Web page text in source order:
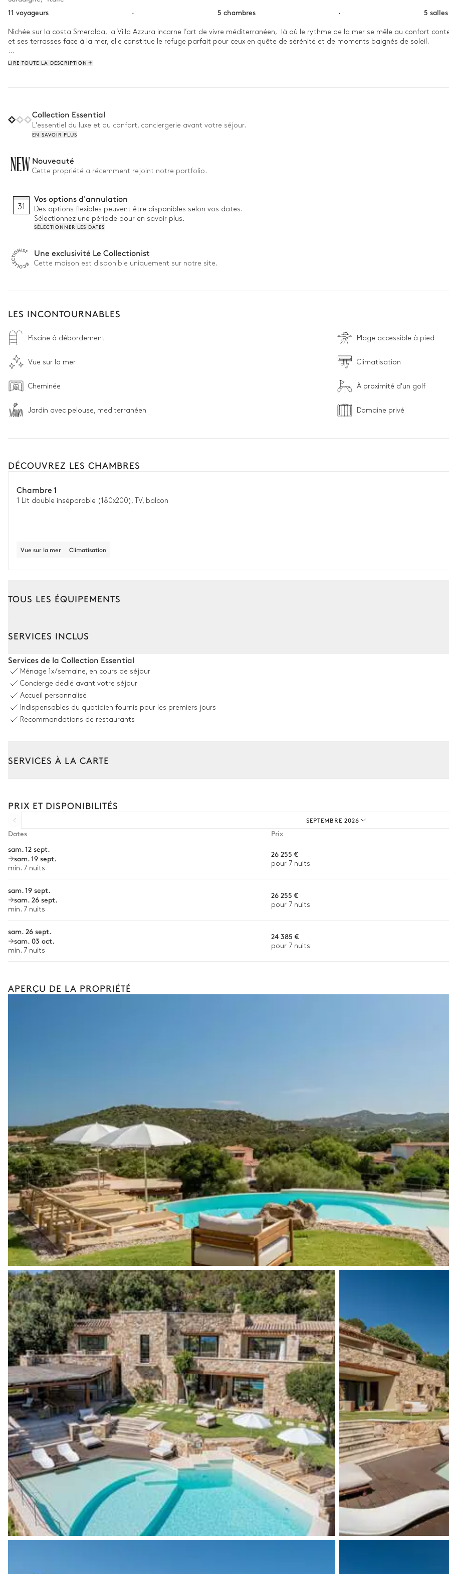
11 voyageurs
· 5 chambres · 5
Nichée sur la costa Smeralda, la Villa Azzura incarne l’art de vivre méditerranéen,  là où le rythme de la mer se mêle au confort
et ses terrasses face à la mer, elle constitue le refuge parfait pour ceux en quête de sérénité et de moments baignés de soleil.
Les journées s’organisent autour de la piscine à débordement surplombant la côte, les déjeuners se partagent sous la pergola, et
LIRE TOUTE LA DESCRIPTION
Collection Essential
L'essentiel du luxe et du confort, conciergerie avant votre séjour.
EN SAVOIR PLUS
NEW Nouveauté
Cette propriété a récemment rejoint notre portfolio.
31
Vos options d'annulation
Des options flexibles peuvent être disponibles selon vos dates.
Sélectionnez une période pour en savoir plus.
SÉLECTIONNER LES DATES
Une exclusivité Le Collectionist
Cette maison est disponible uniquement sur notre site.
LES INCONTOURNABLES
Piscine à débordement Plage accessible à pied
Vue sur la mer Climatisation
Cheminée À proximité d'un golf
Jardin avec pelouse, mediterranéen Domaine privé
DÉCOUVREZ LES CHAMBRES
Chambre 1
1 Lit double inséparable (180x200), TV, balcon
Vue sur la mer Climatisation
TOUS LES ÉQUIPEMENTS
Vue sur la mer
Piscine
À débordement
Non chauffée
Table Réfrigérateur
Piano à gaz
Jardin
Avec pelouse
SERVICES INCLUS
Services de la Collection Essential
Ménage 1x/semaine, en cours de séjour
Concierge dédié avant votre séjour
Accueil personnalisé
Indispensables du quotidien fournis pour les premiers jours
Recommandations de restaurants
SERVICES À LA CARTE
Chef à domicile
Personnel de maison supplémentaire
Babysitter
Location de bateau
Les services proposés peuvent varier selon la saison, la destination ou la disponibilité. Notre conciergerie vous guidera vers les
PRIX ET DISPONIBILITÉS
SEPTEMBRE 2026
Dates
Prix
sam. 12 sept.
sam. 19 sept.
min. 7 nuits
26 255 €
pour 7 nuits
sam. 19 sept.
sam. 26 sept.
min. 7 nuits
26 255 €
pour 7 nuits
sam. 26 sept.
sam. 03 oct.
min. 7 nuits
24 385 €
pour 7 nuits
APERÇU DE LA PROPRIÉTÉ